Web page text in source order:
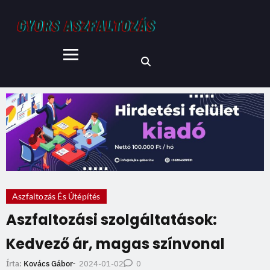
Aszfaltozás És Útépítés
Aszfaltozási szolgáltatások:
Kedvező ár, magas színvonal
Írta: Kovács Gábor- 2024-01-02 0